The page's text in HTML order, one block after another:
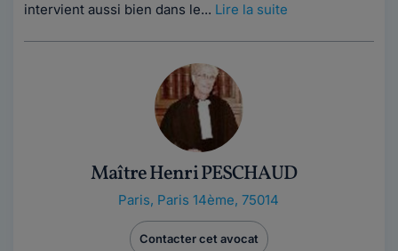
intervient aussi bien dans le... Lire la suite
Maître Henri PESCHAUD
Paris, Paris 14ème, 75014
Contacter cet avocat